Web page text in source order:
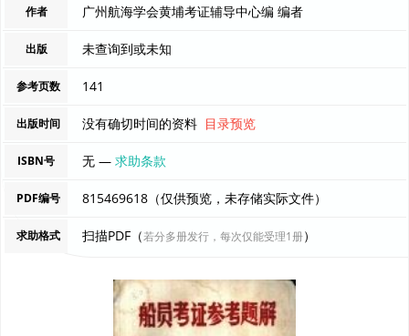
作者 广州航海学会黄埔考证辅导中心编 编者
出版 未查询到或未知
参考页数 141
出版时间 没有确切时间的资料 目录预览
ISBN号 无 —求助条款
PDF编号 815469618（仅供预览，未存储实际文件）
求助格式 扫描PDF（若分多册发行，每次仅能受理1册）